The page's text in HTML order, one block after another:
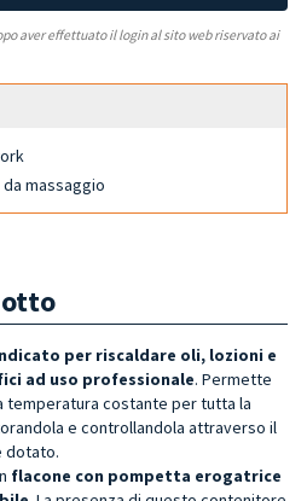
aver effettuato il login al sito web riservato ai
massaggio
per riscaldare oli, lozioni e
ad uso professionale. Permette
temperatura costante per tutta la
e controllandola attraverso il
dotato.
flacone con pompetta erogatrice